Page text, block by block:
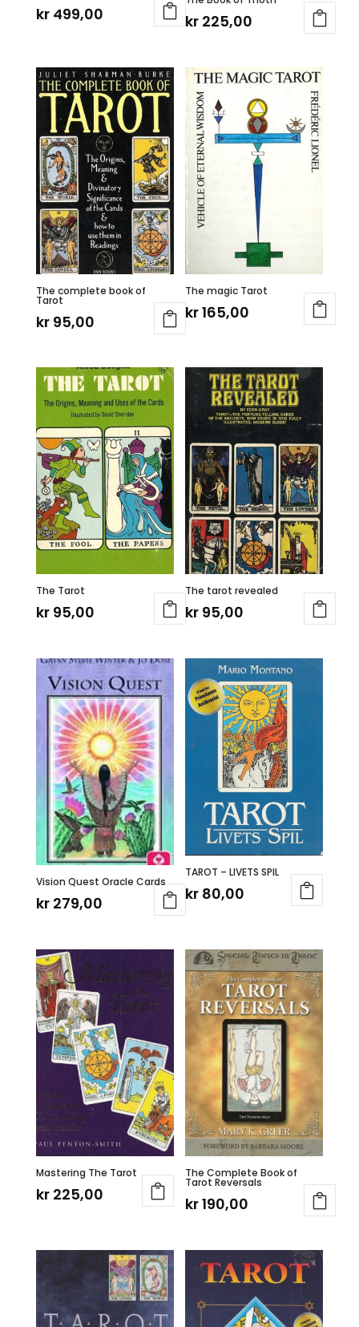
kr499,00 kr 225,00
The complete book of
Tarot
kr95,00
The magic Tarot
kr165,00
The Tarot
kr95,00
The tarot revealed
kr 95,00
Vision Quest Oracle Cards
kr279,00
TAROT – LIVETS SPIL
kr 80,00
Mastering The Tarot
kr225,00
The Complete Book of
Tarot Reversals
kr190,00